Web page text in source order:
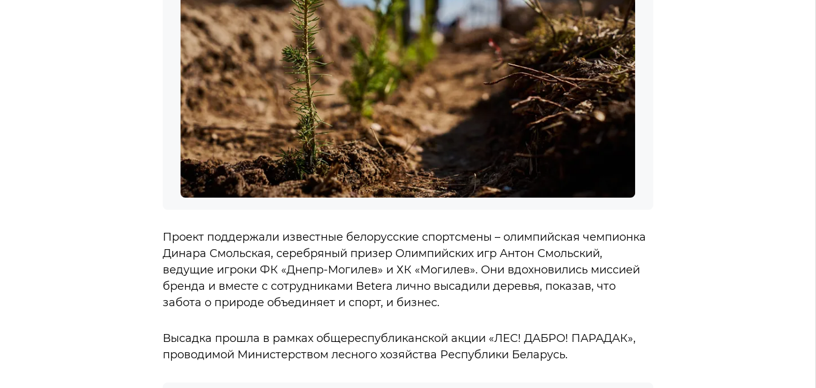
Проект поддержали известные белорусские спортсмены – олимпийская чемпионка
Динара Смольская, серебряный призер Олимпийских игр Антон Смольский,
ведущие игроки ФК «Днепр-Могилев» и ХК «Могилев». Они вдохновились миссией
бренда и вместе с сотрудниками Betera лично высадили деревья, показав, что
забота о природе объединяет и спорт, и бизнес.
Высадка прошла в рамках общереспубликанской акции «ЛЕС! ДАБРО! ПАРАДАК»,
проводимой Министерством лесного хозяйства Республики Беларусь.